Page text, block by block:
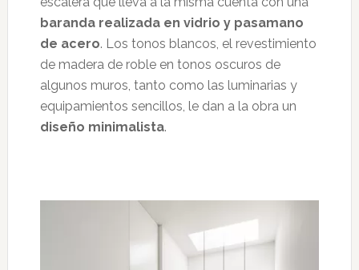
baranda realizada en vidrio y pasamano
de acero. Los tonos blancos, el revestimiento
de madera de roble en tonos oscuros de
algunos muros, tanto como las luminarias y
equipamientos sencillos, le dan a la obra un
diseño minimalista.